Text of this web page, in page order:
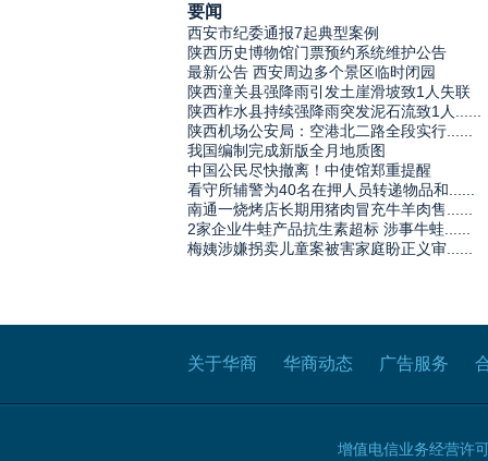
要闻
西安市纪委通报7起典型案例
陕西历史博物馆门票预约系统维护公告
最新公告 西安周边多个景区临时闭园
陕西潼关县强降雨引发土崖滑坡致1人失联
陕西柞水县持续强降雨突发泥石流致1人......
陕西机场公安局：空港北二路全段实行......
我国编制完成新版全月地质图
中国公民尽快撤离！中使馆郑重提醒
看守所辅警为40名在押人员转递物品和......
南通一烧烤店长期用猪肉冒充牛羊肉售......
2家企业牛蛙产品抗生素超标 涉事牛蛙......
梅姨涉嫌拐卖儿童案被害家庭盼正义审......
关于华商 华商动态 广告服务
增值电信业务经营许